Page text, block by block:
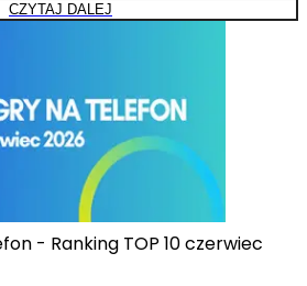
CZYTAJ DALEJ
- Ranking TOP 10 czerwiec